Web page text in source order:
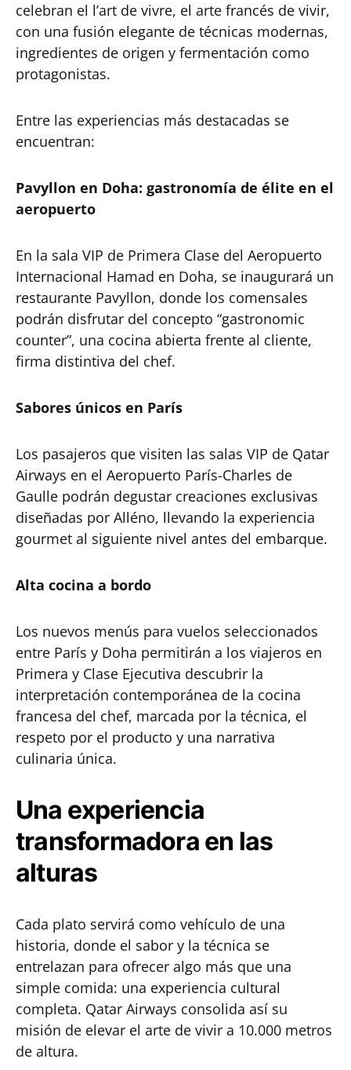
celebran el l’art de vivre, el arte francés de vivir,
con una fusión elegante de técnicas modernas,
ingredientes de origen y fermentación como
protagonistas.
Entre las experiencias más destacadas se
encuentran:
Pavyllon en Doha: gastronomía de élite en el
aeropuerto
En la sala VIP de Primera Clase del Aeropuerto
Internacional Hamad en Doha, se inaugurará un
restaurante Pavyllon, donde los comensales
podrán disfrutar del concepto “gastronomic
counter”, una cocina abierta frente al cliente,
firma distintiva del chef.
Sabores únicos en París
Los pasajeros que visiten las salas VIP de Qatar
Airways en el Aeropuerto París-Charles de
Gaulle podrán degustar creaciones exclusivas
diseñadas por Alléno, llevando la experiencia
gourmet al siguiente nivel antes del embarque.
Alta cocina a bordo
Los nuevos menús para vuelos seleccionados
entre París y Doha permitirán a los viajeros en
Primera y Clase Ejecutiva descubrir la
interpretación contemporánea de la cocina
francesa del chef, marcada por la técnica, el
respeto por el producto y una narrativa
culinaria única.
Una experiencia
transformadora en las
alturas
Cada plato servirá como vehículo de una
historia, donde el sabor y la técnica se
entrelazan para ofrecer algo más que una
simple comida: una experiencia cultural
completa. Qatar Airways consolida así su
misión de elevar el arte de vivir a 10.000 metros
de altura.